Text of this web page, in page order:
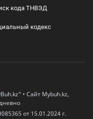
кода ТНВЭД
кодекс
• Сайт Mybuh.kz,
от 15.01.2024 г.